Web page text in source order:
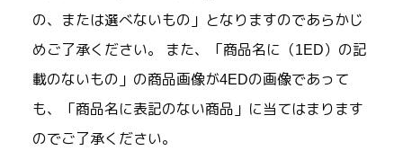
の、または選べないもの」となりますのであらかじ
めご了承ください。 また、「商品名に（1ED）の記
載のないもの」の商品画像が4EDの画像であって
も、「商品名に表記のない商品」に当てはまります
のでご了承ください。